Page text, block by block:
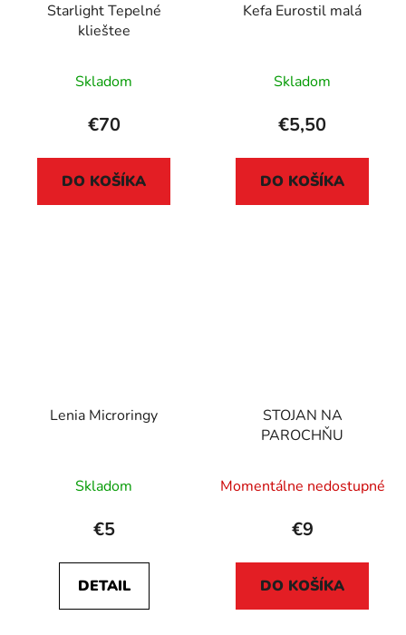
Starlight Tepelné
klieštee
Skladom
€70
DO KOŠÍKA
Kefa Eurostil malá
Skladom
€5,50
DO KOŠÍKA
Lenia Microringy
Skladom
€5
DETAIL
STOJAN NA
PAROCHŇU
Momentálne nedostupné
€9
DO KOŠÍKA